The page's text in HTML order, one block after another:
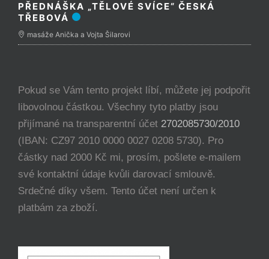
PŘEDNÁŠKA „TĚLOVÉ SVÍCE“ ČESKÁ
TŘEBOVÁ
masáže Anička a Vojta Šilarovi
Pokud se Vám tento projekt líbí, můžete jej podpořit
libovolnou částkou. Všechny tyto platby jsou
přijímané na transparentní účet 2702085730/2010
(IBAN: CZ97 2010 0000 0027 0208 5730). Pro
částky nad 2000 Kč mi, prosím, pošlete e-mailem
své kontaktní údaje kvůli darovací smlouvě.
Srdečné díky všem. Tento účet není určen k
platbám za zboží.